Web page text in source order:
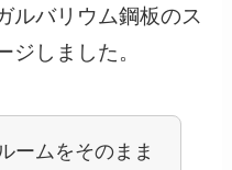
ルバリウム鋼板のス
ジしました。
ームをそのまま